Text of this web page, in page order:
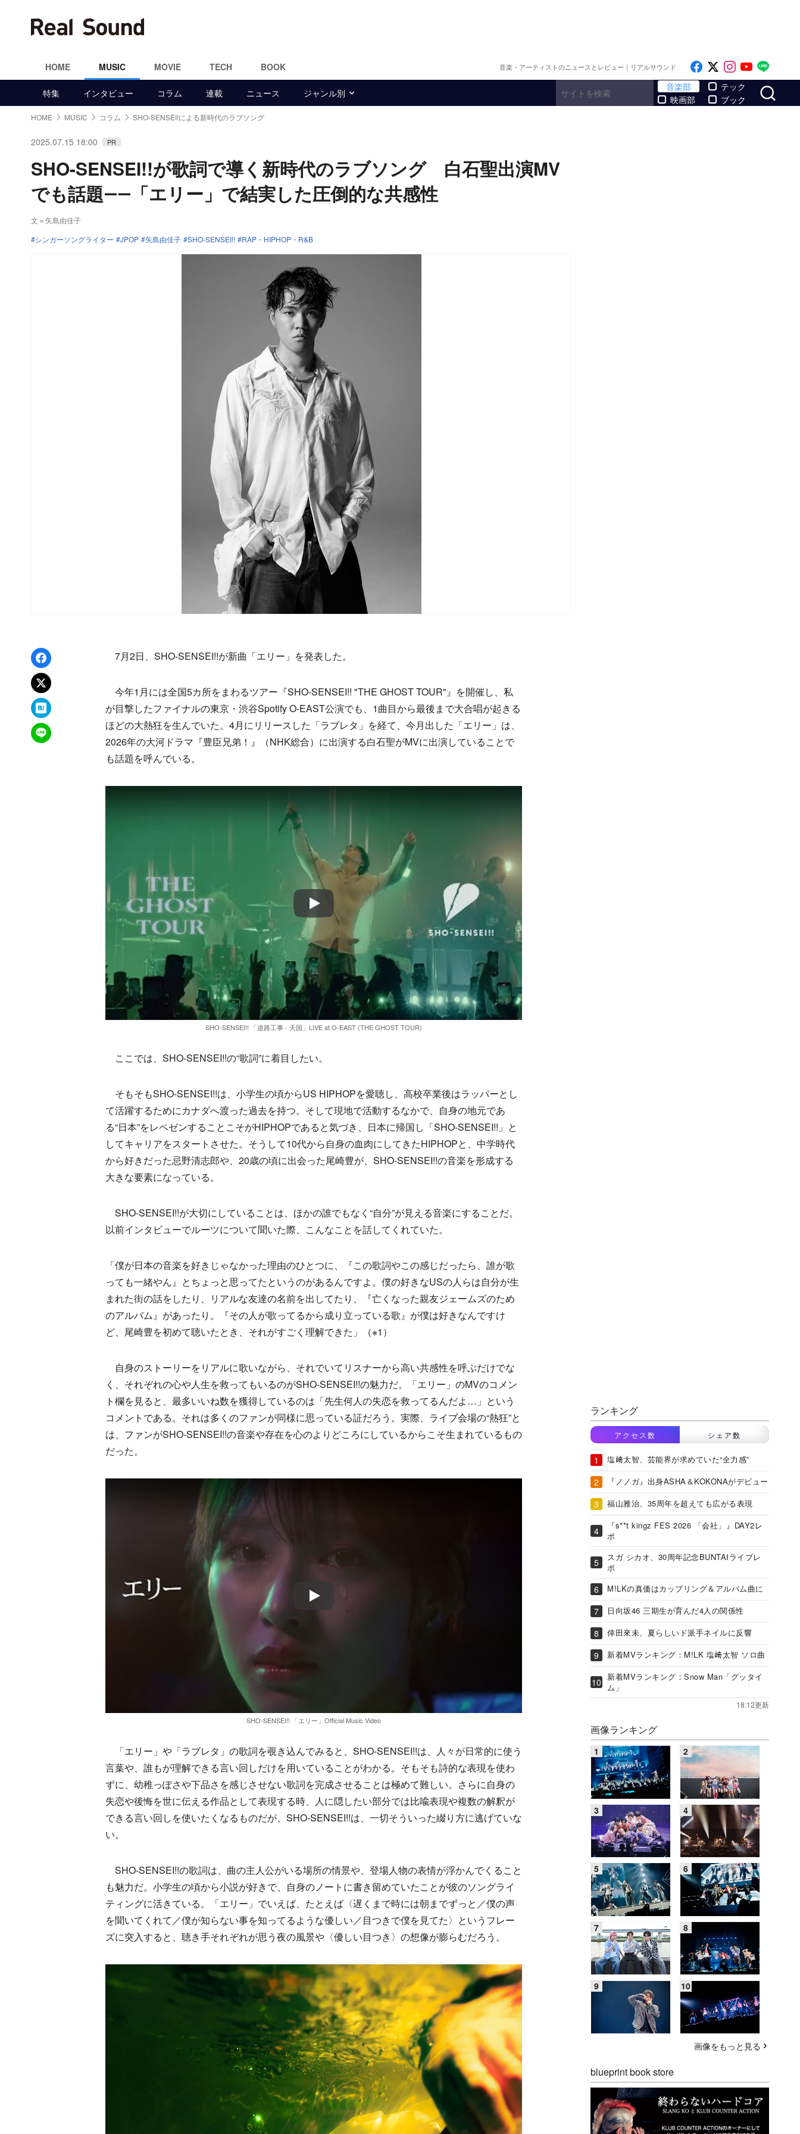
HOME MUSIC MOVIE TECH BOOK 音楽・アーティストのニュースとレビュー｜リアルサウンド Like on Facebook
Follow on x
Follow on
Follow
特集 インタビュー コラム 連載 ニュース ジャンル別
音楽部
映画部
テック
ブック
HOME MUSIC コラム SHO-SENSEI!による新時代のラブソング
2025.07.15 18:00 PR
SHO-SENSEI!!が歌詞で導く新時代のラブソング 白石聖出演MV
でも話題――「エリー」で結実した圧倒的な共感性
文＝矢島由佳子
シンガーソングライター
JPOP 矢島由佳子 SHO-SENSEI!! RAP・HIPHOP・R&B
Facebookでシェア
xでポスト
はてなブックマーク
LINEで送る
7月2日、SHO-SENSEI!!が新曲「エリー」を発表した。
今年1月には全国5カ所をまわるツアー『SHO-SENSEI!! "THE GHOST TOUR"』を開催し、私
が目撃したファイナルの東京・渋谷Spotify O-EAST公演でも、1曲目から最後まで大合唱が起きる
ほどの大熱狂を生んでいた。4月にリリースした「ラブレタ」を経て、今月出した「エリー」は、
2026年の大河ドラマ『豊臣兄弟！』（NHK総合）に出演する白石聖がMVに出演していることで
も話題を呼んでいる。
SHO-SENSEI!! 「道路工事 - 天国」LIVE at O-EAST (THE GHOST TOUR)
ここでは、SHO-SENSEI!!の“歌詞”に着目したい。
そもそもSHO-SENSEI!!は、小学生の頃からUS HIPHOPを愛聴し、高校卒業後はラッパーとし
て活躍するためにカナダへ渡った過去を持つ。そして現地で活動するなかで、自身の地元であ
る“日本”をレペゼンすることこそがHIPHOPであると気づき、日本に帰国し「SHO-SENSEI!!」と
してキャリアをスタートさせた。そうして10代から自身の血肉にしてきたHIPHOPと、中学時代
から好きだった忌野清志郎や、20歳の頃に出会った尾崎豊が、SHO-SENSEI!!の音楽を形成する
大きな要素になっている。
SHO-SENSEI!!が大切にしていることは、ほかの誰でもなく“自分”が見える音楽にすることだ。
以前インタビューでルーツについて聞いた際、こんなことを話してくれていた。
「僕が日本の音楽を好きじゃなかった理由のひとつに、『この歌詞やこの感じだったら、誰が歌
っても一緒やん』とちょっと思ってたというのがあるんですよ。僕の好きなUSの人らは自分が生
まれた街の話をしたり、リアルな友達の名前を出してたり、『亡くなった親友ジェームズのため
のアルバム』があったり。『その人が歌ってるから成り立っている歌』が僕は好きなんですけ
ど、尾崎豊を初めて聴いたとき、それがすごく理解できた」（※1）
自身のストーリーをリアルに歌いながら、それでいてリスナーから高い共感性を呼ぶだけでな
く、それぞれの心や人生を救ってもいるのがSHO-SENSEI!!の魅力だ。「エリー」のMVのコメン
ト欄を見ると、最多いいね数を獲得しているのは「先生何人の失恋を救ってるんだよ…」という
コメントである。それは多くのファンが同様に思っている証だろう。実際、ライブ会場の“熱狂”と
は、ファンがSHO-SENSEI!!の音楽や存在を心のよりどころにしているからこそ生まれているもの
だった。
SHO-SENSEI!! 「エリー」Official Music Video
「エリー」や「ラブレタ」の歌詞を覗き込んでみると、SHO-SENSEI!!は、人々が日常的に使う
言葉や、誰もが理解できる言い回しだけを用いていることがわかる。そもそも詩的な表現を使わ
ずに、幼稚っぽさや下品さを感じさせない歌詞を完成させることは極めて難しい。さらに自身の
失恋や後悔を世に伝える作品として表現する時、人に隠したい部分では比喩表現や複数の解釈が
できる言い回しを使いたくなるものだが、SHO-SENSEI!!は、一切そういった綴り方に逃げていな
い。
SHO-SENSEI!!の歌詞は、曲の主人公がいる場所の情景や、登場人物の表情が浮かんでくること
も魅力だ。小学生の頃から小説が好きで、自身のノートに書き留めていたことが彼のソングライ
ティングに活きている。「エリー」でいえば、たとえば〈遅くまで時には朝までずっと／僕の声
を聞いてくれて／僕が知らない事を知ってるような優しい／目つきで僕を見てた〉というフレー
ズに突入すると、聴き手それぞれが思う夜の風景や〈優しい目つき〉の想像が膨らむだろう。
ランキング
アクセス数 シェア数
塩﨑太智、芸能界が求めていた“全力感”
『ノノガ』出身ASHA＆KOKONAがデビュー
福山雅治、35周年を超えても広がる表現
『s**t kingz FES 2026 「会社」』DAY2レ
ポ
スガ シカオ、30周年記念BUNTAIライブレ
ポ
M!LKの真価はカップリング＆アルバム曲に
日向坂46 三期生が育んだ4人の関係性
倖田來未、夏らしいド派手ネイルに反響
新着MVランキング：M!LK 塩﨑太智 ソロ曲
新着MVランキング：Snow Man「グッタイ
ム」
18:12更新
画像ランキング
画像をもっと見る
blueprint book store